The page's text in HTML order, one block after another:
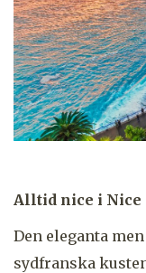
Alltid nice i Nice
Den eleganta
sydfranska